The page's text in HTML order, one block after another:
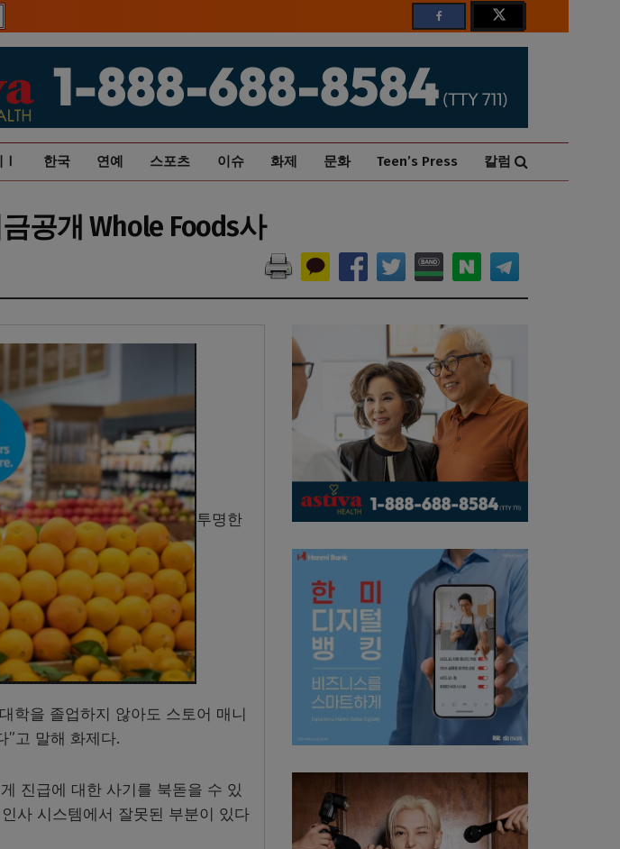
Ⅰ 한국 연예 스포츠 이슈 화제 문화 Teen’s Press 칼럼
공개 Whole Foods사
투명한
학을 졸업하지 않아도 스토어 매니
”고 말해 화제다.
진급에 대한 사기를 북돋을 수 있
사 시스템에서 잘못된 부분이 있다